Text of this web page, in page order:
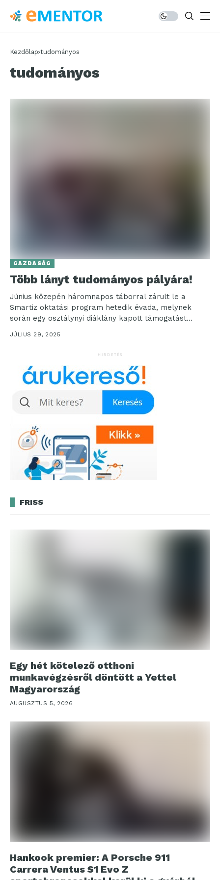
Kezdőlap tudományos
tudományos
GAZDASÁG
Több lányt tudományos pályára!
Június közepén háromnapos táborral zárult le a
Smartiz oktatási program hetedik évada, melynek
során egy osztálynyi diáklány kapott támogatást
ahhoz, hogy egy támogató...
JÚLIUS 29, 2025
HIRDETÉS
FRISS
Egy hét kötelező otthoni
munkavégzésről döntött a Yettel
Magyarország
AUGUSZTUS 5, 2026
Hankook premier: A Porsche 911
Carrera Ventus S1 Evo Z